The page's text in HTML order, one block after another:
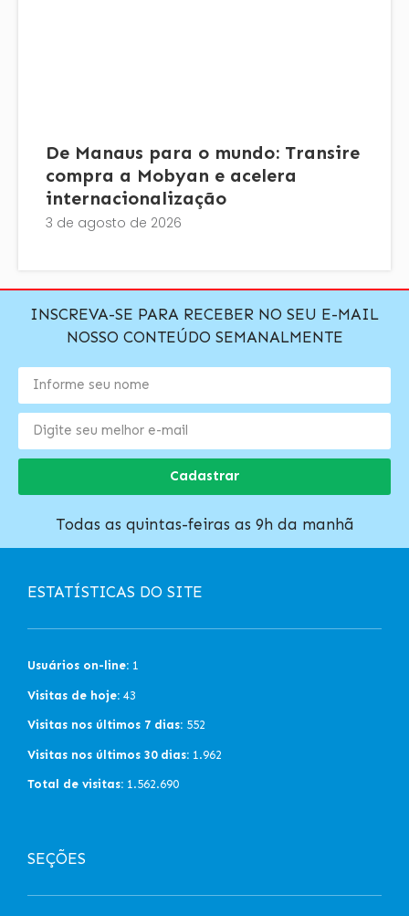
De Manaus para o mundo: Transire
compra a Mobyan e acelera
internacionalização
3 de agosto de 2026
INSCREVA-SE PARA RECEBER NO SEU E-MAIL
NOSSO CONTEÚDO SEMANALMENTE
Cadastrar
Todas as quintas-feiras as 9h da manhã
ESTATÍSTICAS DO SITE
Usuários on-line: 1
Visitas de hoje: 43
Visitas nos últimos 7 dias: 552
Visitas nos últimos 30 dias: 1.962
Total de visitas: 1.562.690
SEÇÕES